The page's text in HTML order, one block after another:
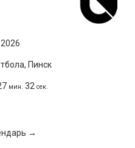
Пинск
мин. 31 сек.
→